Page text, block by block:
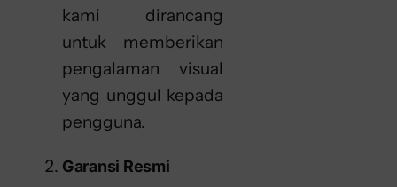
kami dirancang
untuk memberikan
pengalaman visual
yang unggul kepada
pengguna.
Garansi Resmi